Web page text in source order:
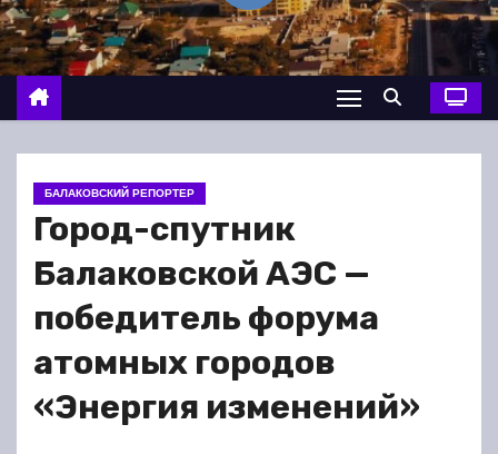
о
м
у
БАЛАКОВСКИЙ РЕПОРТЕР
Город-спутник
Балаковской АЭС —
победитель форума
атомных городов
«Энергия изменений»